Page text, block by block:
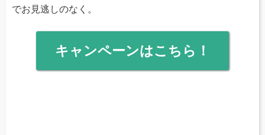
でお見逃しのなく。
キャンペーンはこちら！